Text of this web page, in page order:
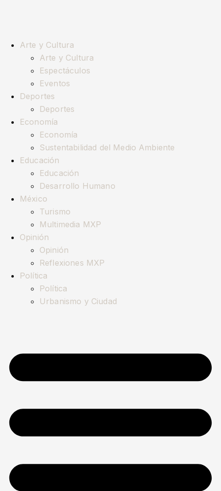
Arte y Cultura
Arte y Cultura
Espectáculos
Eventos
Deportes
Deportes
Economía
Economía
Sustentabilidad del Medio Ambiente
Educación
Educación
Desarrollo Humano
México
Turismo
Multimedia MXP
Opinión
Opinión
Reflexiones MXP
Política
Política
Urbanismo y Ciudad